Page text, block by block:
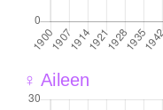
♀ Aileen